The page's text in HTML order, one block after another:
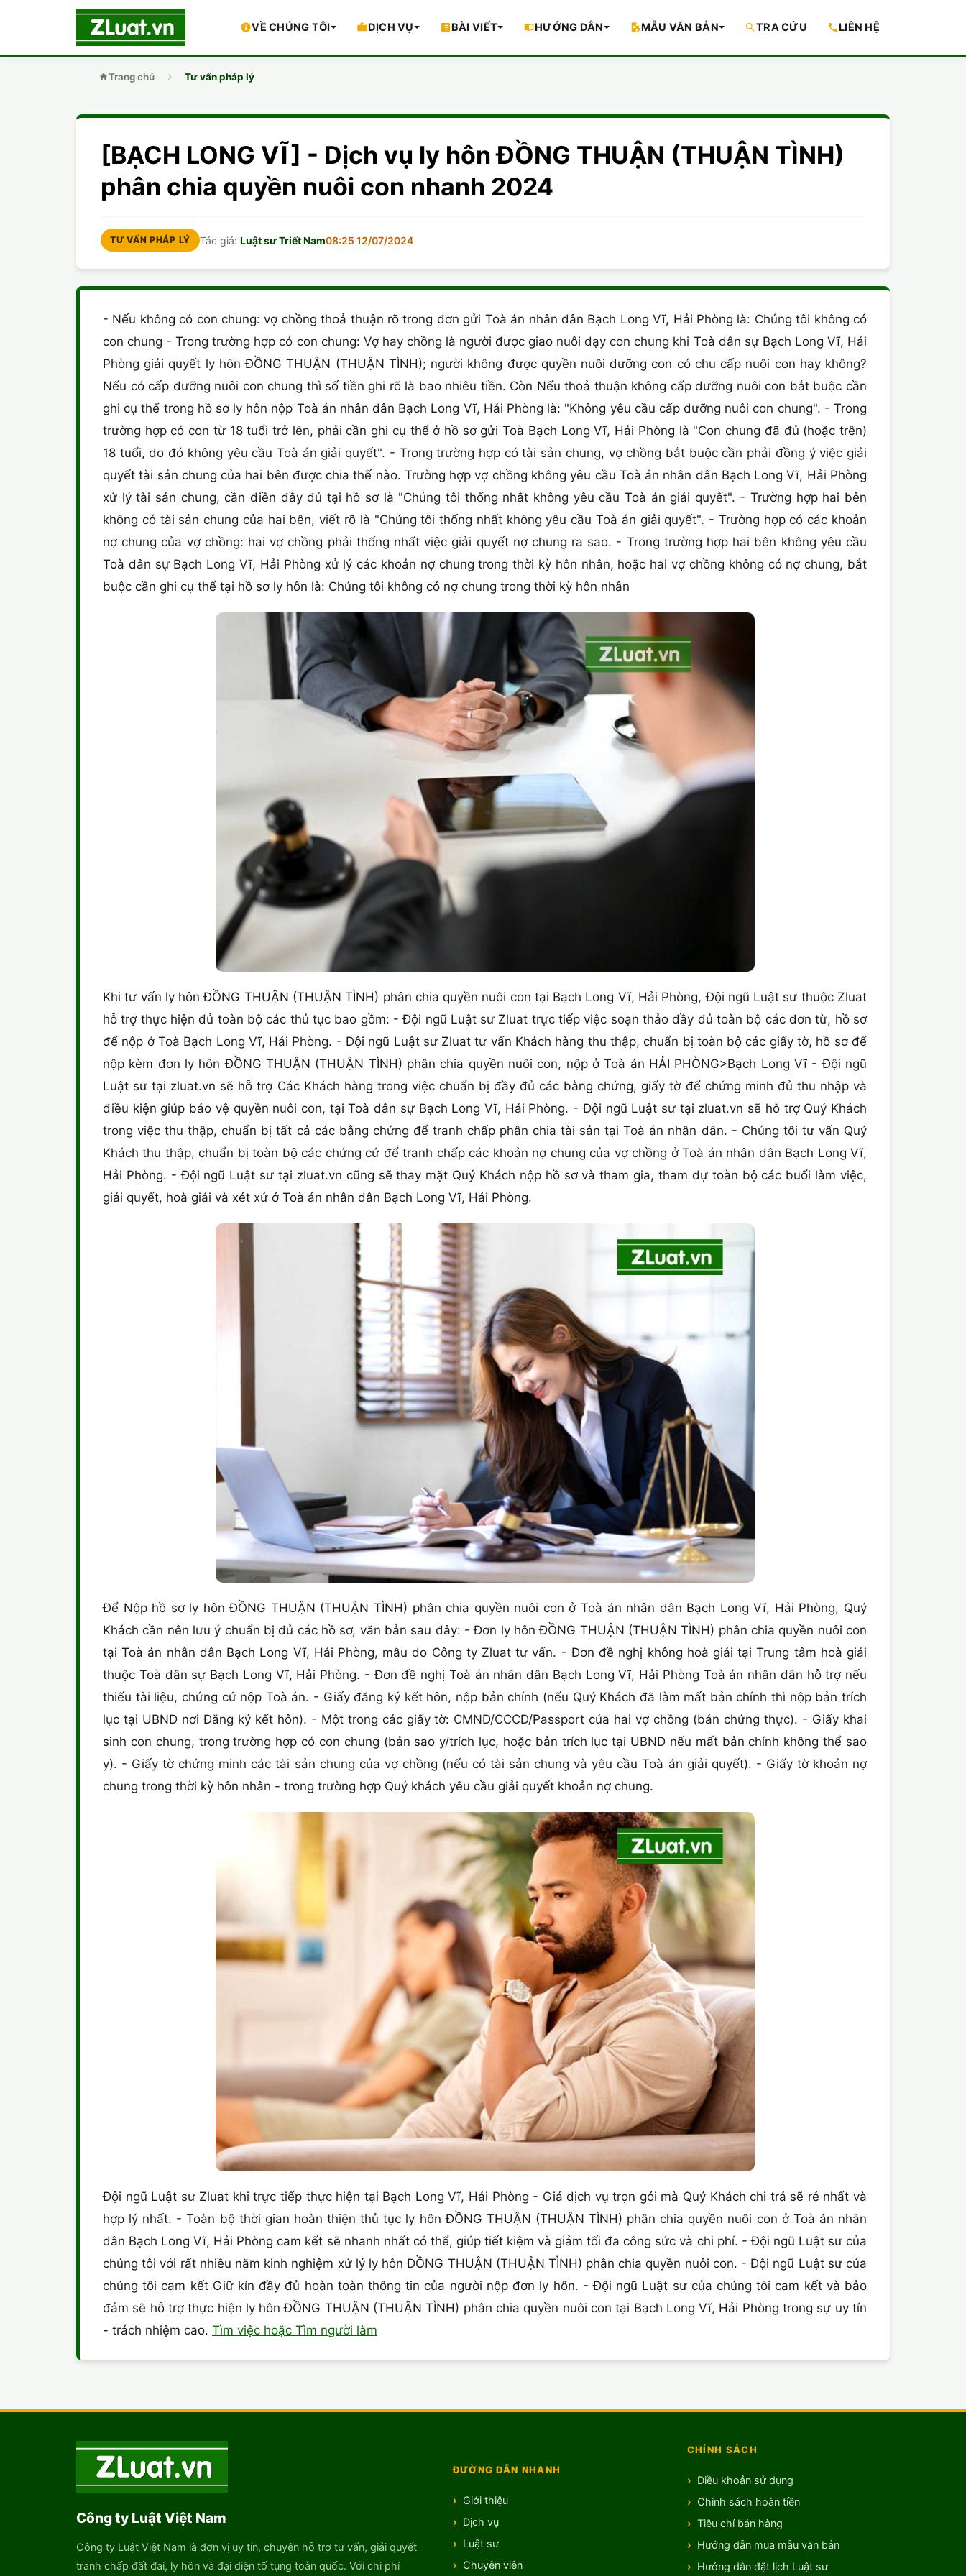
VỀ CHÚNG TÔI DỊCH VỤ BÀI VIẾT HƯỚNG DẪN MẪU VĂN BẢN TRA CỨU LIÊN HỆ
Trang chủ Tư vấn pháp lý
[BẠCH LONG VĨ] - Dịch vụ ly hôn ĐỒNG THUẬN (THUẬN TÌNH)
phân chia quyền nuôi con nhanh 2024
TƯ VẤN PHÁP LÝ Tác giả:Luật sư Triết Nam08:25 12/07/2024
- Nếu không có con chung: vợ chồng thoả thuận rõ trong đơn gửi Toà án nhân dân Bạch Long Vĩ, Hải Phòng là: Chúng tôi không có
con chung - Trong trường hợp có con chung: Vợ hay chồng là người được giao nuôi dạy con chung khi Toà dân sự Bạch Long Vĩ, Hải
Phòng giải quyết ly hôn ĐỒNG THUẬN (THUẬN TÌNH); người không được quyền nuôi dưỡng con có chu cấp nuôi con hay không?
Nếu có cấp dưỡng nuôi con chung thì số tiền ghi rõ là bao nhiêu tiền. Còn Nếu thoả thuận không cấp dưỡng nuôi con bắt buộc cần
ghi cụ thể trong hồ sơ ly hôn nộp Toà án nhân dân Bạch Long Vĩ, Hải Phòng là: "Không yêu cầu cấp dưỡng nuôi con chung". - Trong
trường hợp có con từ 18 tuổi trở lên, phải cần ghi cụ thể ở hồ sơ gửi Toà Bạch Long Vĩ, Hải Phòng là "Con chung đã đủ (hoặc trên)
18 tuổi, do đó không yêu cầu Toà án giải quyết". - Trong trường hợp có tài sản chung, vợ chồng bắt buộc cần phải đồng ý việc giải
quyết tài sản chung của hai bên được chia thế nào. Trường hợp vợ chồng không yêu cầu Toà án nhân dân Bạch Long Vĩ, Hải Phòng
xử lý tài sản chung, cần điền đầy đủ tại hồ sơ là "Chúng tôi thống nhất không yêu cầu Toà án giải quyết". - Trường hợp hai bên
không có tài sản chung của hai bên, viết rõ là "Chúng tôi thống nhất không yêu cầu Toà án giải quyết". - Trường hợp có các khoản
nợ chung của vợ chồng: hai vợ chồng phải thống nhất việc giải quyết nợ chung ra sao. - Trong trường hợp hai bên không yêu cầu
Toà dân sự Bạch Long Vĩ, Hải Phòng xử lý các khoản nợ chung trong thời kỳ hôn nhân, hoặc hai vợ chồng không có nợ chung, bắt
buộc cần ghi cụ thể tại hồ sơ ly hôn là: Chúng tôi không có nợ chung trong thời kỳ hôn nhân
Khi tư vấn ly hôn ĐỒNG THUẬN (THUẬN TÌNH) phân chia quyền nuôi con tại Bạch Long Vĩ, Hải Phòng, Đội ngũ Luật sư thuộc Zluat
hỗ trợ thực hiện đủ toàn bộ các thủ tục bao gồm: - Đội ngũ Luật sư Zluat trực tiếp việc soạn thảo đầy đủ toàn bộ các đơn từ, hồ sơ
để nộp ở Toà Bạch Long Vĩ, Hải Phòng. - Đội ngũ Luật sư Zluat tư vấn Khách hàng thu thập, chuẩn bị toàn bộ các giấy tờ, hồ sơ để
nộp kèm đơn ly hôn ĐỒNG THUẬN (THUẬN TÌNH) phân chia quyền nuôi con, nộp ở Toà án HẢI PHÒNG>Bạch Long Vĩ - Đội ngũ
Luật sư tại zluat.vn sẽ hỗ trợ Các Khách hàng trong việc chuẩn bị đầy đủ các bằng chứng, giấy tờ để chứng minh đủ thu nhập và
điều kiện giúp bảo vệ quyền nuôi con, tại Toà dân sự Bạch Long Vĩ, Hải Phòng. - Đội ngũ Luật sư tại zluat.vn sẽ hỗ trợ Quý Khách
trong việc thu thập, chuẩn bị tất cả các bằng chứng để tranh chấp phân chia tài sản tại Toà án nhân dân. - Chúng tôi tư vấn Quý
Khách thu thập, chuẩn bị toàn bộ các chứng cứ để tranh chấp các khoản nợ chung của vợ chồng ở Toà án nhân dân Bạch Long Vĩ,
Hải Phòng. - Đội ngũ Luật sư tại zluat.vn cũng sẽ thay mặt Quý Khách nộp hồ sơ và tham gia, tham dự toàn bộ các buổi làm việc,
giải quyết, hoà giải và xét xử ở Toà án nhân dân Bạch Long Vĩ, Hải Phòng.
Để Nộp hồ sơ ly hôn ĐỒNG THUẬN (THUẬN TÌNH) phân chia quyền nuôi con ở Toà án nhân dân Bạch Long Vĩ, Hải Phòng, Quý
Khách cần nên lưu ý chuẩn bị đủ các hồ sơ, văn bản sau đây: - Đơn ly hôn ĐỒNG THUẬN (THUẬN TÌNH) phân chia quyền nuôi con
tại Toà án nhân dân Bạch Long Vĩ, Hải Phòng, mẫu do Công ty Zluat tư vấn. - Đơn đề nghị không hoà giải tại Trung tâm hoà giải
thuộc Toà dân sự Bạch Long Vĩ, Hải Phòng. - Đơn đề nghị Toà án nhân dân Bạch Long Vĩ, Hải Phòng Toà án nhân dân hỗ trợ nếu
thiếu tài liệu, chứng cứ nộp Toà án. - Giấy đăng ký kết hôn, nộp bản chính (nếu Quý Khách đã làm mất bản chính thì nộp bản trích
lục tại UBND nơi Đăng ký kết hôn). - Một trong các giấy tờ: CMND/CCCD/Passport của hai vợ chồng (bản chứng thực). - Giấy khai
sinh con chung, trong trường hợp có con chung (bản sao y/trích lục, hoặc bản trích lục tại UBND nếu mất bản chính không thể sao
y). - Giấy tờ chứng minh các tài sản chung của vợ chồng (nếu có tài sản chung và yêu cầu Toà án giải quyết). - Giấy tờ khoản nợ
chung trong thời kỳ hôn nhân - trong trường hợp Quý khách yêu cầu giải quyết khoản nợ chung.
Đội ngũ Luật sư Zluat khi trực tiếp thực hiện tại Bạch Long Vĩ, Hải Phòng - Giá dịch vụ trọn gói mà Quý Khách chi trả sẽ rẻ nhất và
hợp lý nhất. - Toàn bộ thời gian hoàn thiện thủ tục ly hôn ĐỒNG THUẬN (THUẬN TÌNH) phân chia quyền nuôi con ở Toà án nhân
dân Bạch Long Vĩ, Hải Phòng cam kết sẽ nhanh nhất có thể, giúp tiết kiệm và giảm tối đa công sức và chi phí. - Đội ngũ Luật sư của
chúng tôi với rất nhiều năm kinh nghiệm xử lý ly hôn ĐỒNG THUẬN (THUẬN TÌNH) phân chia quyền nuôi con. - Đội ngũ Luật sư của
chúng tôi cam kết Giữ kín đầy đủ hoàn toàn thông tin của người nộp đơn ly hôn. - Đội ngũ Luật sư của chúng tôi cam kết và bảo
đảm sẽ hỗ trợ thực hiện ly hôn ĐỒNG THUẬN (THUẬN TÌNH) phân chia quyền nuôi con tại Bạch Long Vĩ, Hải Phòng trong sự uy tín
- trách nhiệm cao. Tìm việc hoặc Tìm người làm
Công ty Luật Việt Nam
Công ty Luật Việt Nam là đơn vị uy tín, chuyên hỗ trợ tư vấn, giải quyết
tranh chấp đất đai, ly hôn và đại diện tố tụng toàn quốc. Với chi phí
ĐƯỜNG DẪN NHANH
Giới thiệu
Dịch vụ
Luật sư
Chuyên viên
CHÍNH SÁCH
Điều khoản sử dụng
Chính sách hoàn tiền
Tiêu chí bán hàng
Hướng dẫn mua mẫu văn bản
Hướng dẫn đặt lịch Luật sư